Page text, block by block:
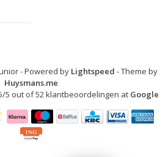
- Powered by Lightspeed - Theme by
Huysmans.me
/5 out of52 klantbeoordelingen at Google